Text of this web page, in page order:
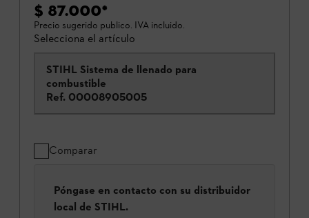
$ 87.000*
Precio sugerido publico. IVA incluido.
Selecciona el artículo
STIHL Sistema de llenado para
combustible
Ref. 00008905005
Comparar
Póngase en contacto con su distribuidor
local de STIHL.